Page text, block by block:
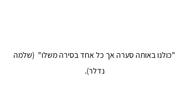
"כולנו באותה סערה אך כל אחד בסירה משלו"  (שלמה
נדלר).